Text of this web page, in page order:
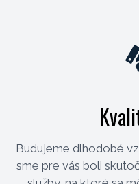
Budujeme dlhodobé
sme pre vás boli